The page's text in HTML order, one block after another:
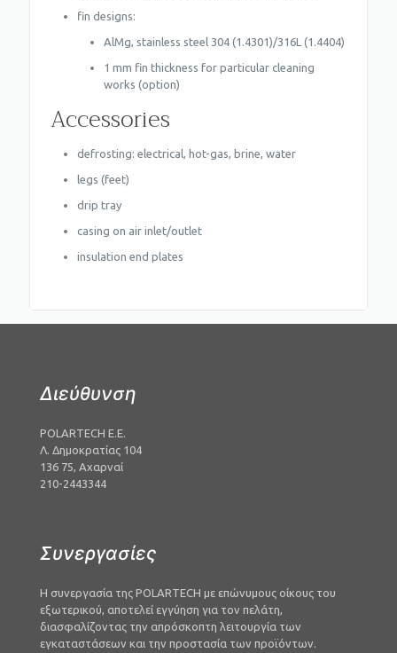
fin designs:
AlMg, stainless steel 304 (1.4301)/316L (1.4404)
1 mm fin thickness for particular cleaning
works (option)
Accessories
defrosting: electrical, hot-gas, brine, water
legs (feet)
drip tray
casing on air inlet/outlet
insulation end plates
Διεύθυνση
POLARTECH Ε.Ε.
Λ. Δημοκρατίας 104
136 75, Αχαρναί
210-2443344
Συνεργασίες
Η συνεργασία της POLARTECH με επώνυμους οίκους του
εξωτερικού, αποτελεί εγγύηση για τον πελάτη,
διασφαλίζοντας την απρόσκοπτη λειτουργία των
εγκαταστάσεων και την προστασία των προϊόντων.